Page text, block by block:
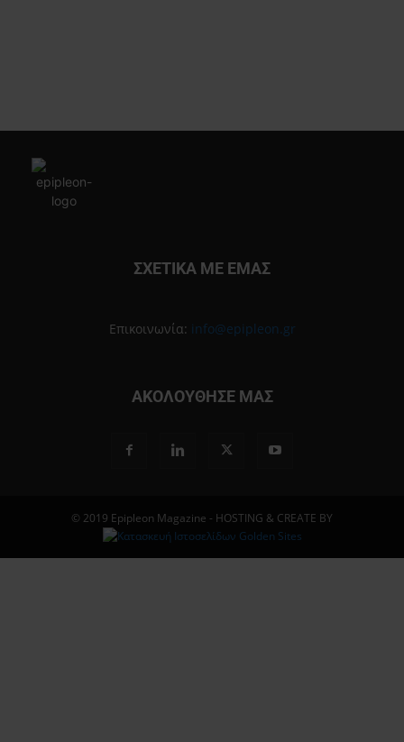
ΣΧΕΤΙΚΑ ΜΕ ΕΜΑΣ
Επικοινωνία: info@epipleon.gr
ΑΚΟΛΟΥΘΗΣΕ ΜΑΣ
© 2019 Epipleon Magazine - HOSTING & CREATE BY